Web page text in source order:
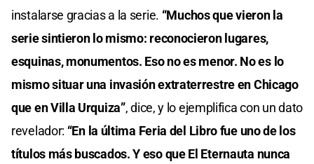
instalarse gracias a la serie. “Muchos que vieron la
serie sintieron lo mismo: reconocieron lugares,
esquinas, monumentos. Eso no es menor. No es lo
mismo situar una invasión extraterrestre en Chicago
que en Villa Urquiza”, dice, y lo ejemplifica con un dato
revelador: “En la última Feria del Libro fue uno de los
títulos más buscados. Y eso que El Eternauta nunca